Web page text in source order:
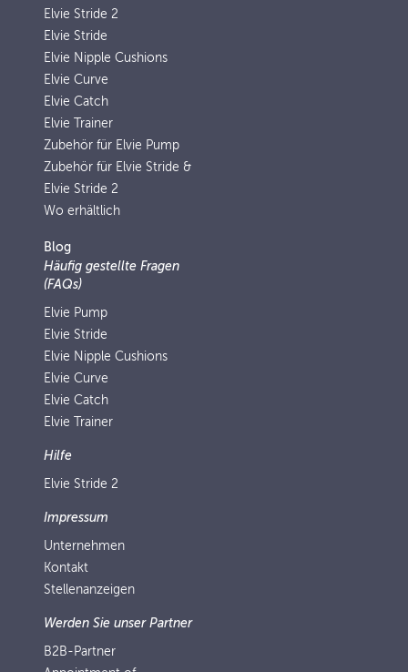
Elvie Stride 2
Elvie Stride
Elvie Nipple Cushions
Elvie Curve
Elvie Catch
Elvie Trainer
Zubehör für Elvie Pump
Zubehör für Elvie Stride &
Elvie Stride 2
Wo erhältlich
Blog
Häufig gestellte Fragen
(FAQs)
Elvie Pump
Elvie Stride
Elvie Nipple Cushions
Elvie Curve
Elvie Catch
Elvie Trainer
Hilfe
Elvie Stride 2
Impressum
Unternehmen
Kontakt
Stellenanzeigen
Werden Sie unser Partner
B2B-Partner